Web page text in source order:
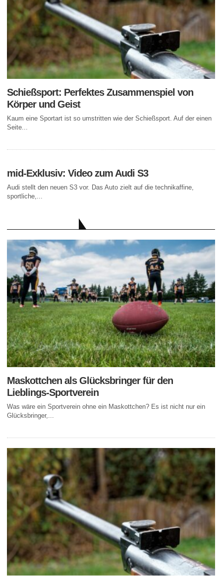
Schießsport: Perfektes Zusammenspiel von
Körper und Geist
Kaum eine Sportart ist so umstritten wie der Schießsport. Auf der einen
Seite...
mid-Exklusiv: Video zum Audi S3
Audi stellt den neuen S3 vor. Das Auto zielt auf die technikaffine,
sportliche,...
Maskottchen als Glücksbringer für den
Lieblings-Sportverein
Was wäre ein Sportverein ohne ein Maskottchen? Es ist nicht nur ein
Glücksbringer,...